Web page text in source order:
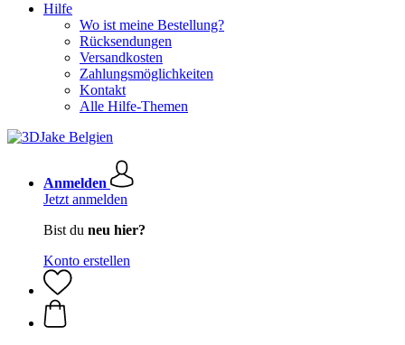
Hilfe
Wo ist meine Bestellung?
Rücksendungen
Versandkosten
Zahlungsmöglichkeiten
Kontakt
Alle Hilfe-Themen
Anmelden
Jetzt anmelden
Bist du neu hier?
Konto erstellen